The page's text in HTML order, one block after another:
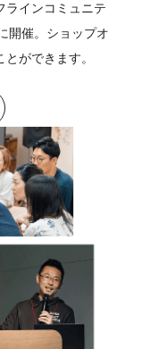
ラインコミュニテ
開催。ショップオ
ができます。